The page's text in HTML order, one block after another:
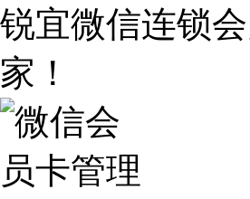
锐宜微信连锁
家！